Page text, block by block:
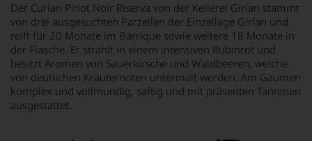
Der Curlan Pinot Noir Riserva von der Kellerei Girlan stammt
von drei ausgesuchten Parzellen der Einzellage Girlan und
reift für 20 Monate im Barrique sowie weitere 18 Monate in
der Flasche. Er strahlt in einem intensiven Rubinrot und
besitzt Aromen von Sauerkirsche und Waldbeeren, welche
von deutlichen Kräuternoten untermalt werden. Am Gaumen
komplex und vollmundig, saftig und mit präsenten Tanninen
ausgestattet.